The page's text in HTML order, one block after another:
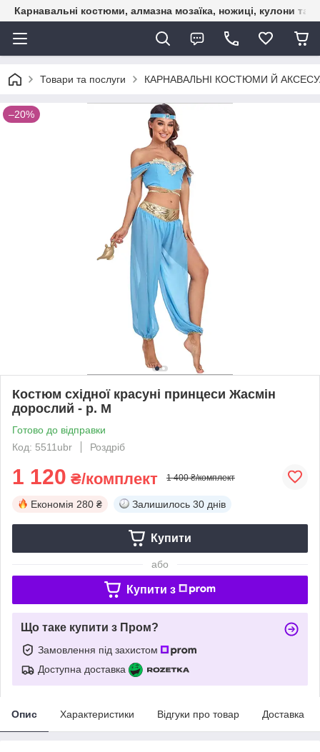
Карнавальні костюми, алмазна мозаїка, ножиці, кулони та
Товари та послуги КАРНАВАЛЬНІ КОСТЮМИ Й
–20%
Костюм східної красуні принцеси Жасмін
дорослий - р. M
Готово до відправки
Код: 5511ubr
Роздріб
1 120 ₴/комплект 1 400 ₴/комплект
Економія 280 ₴ Залишилось 30 днів
Купити
або
Купити з
Що таке купити з Пром?
Замовлення під захистом
Доступна доставка
Опис Характеристики Відгуки про товар Доставка